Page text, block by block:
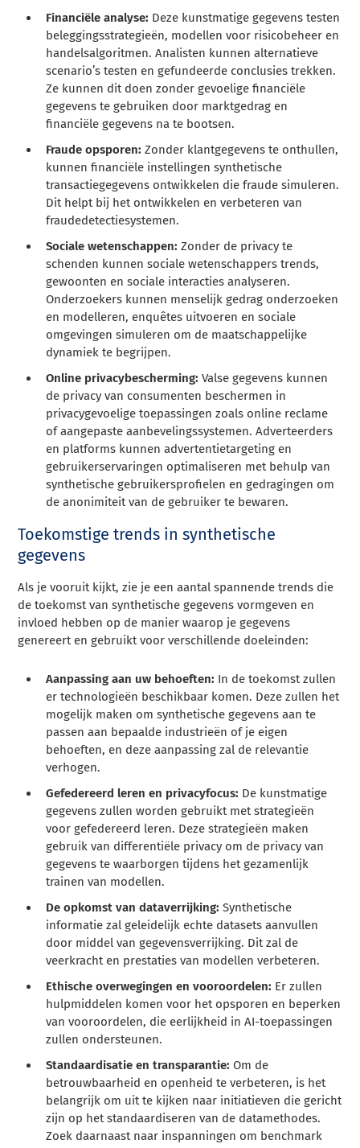
Financiële analyse: Deze kunstmatige gegevens testen
beleggingsstrategieën, modellen voor risicobeheer en
handelsalgoritmen. Analisten kunnen alternatieve
scenario’s testen en gefundeerde conclusies trekken.
Ze kunnen dit doen zonder gevoelige financiële
gegevens te gebruiken door marktgedrag en
financiële gegevens na te bootsen.
Fraude opsporen:Zonder klantgegevens te onthullen,
kunnen financiële instellingen synthetische
transactiegegevens ontwikkelen die fraude simuleren.
Dit helpt bij het ontwikkelen en verbeteren van
fraudedetectiesystemen.
Sociale wetenschappen:Zonder de privacy te
schenden kunnen sociale wetenschappers trends,
gewoonten en sociale interacties analyseren.
Onderzoekers kunnen menselijk gedrag onderzoeken
en modelleren, enquêtes uitvoeren en sociale
omgevingen simuleren om de maatschappelijke
dynamiek te begrijpen.
Online privacybescherming:Valse gegevens kunnen
de privacy van consumenten beschermen in
privacygevoelige toepassingen zoals online reclame
of aangepaste aanbevelingssystemen. Adverteerders
en platforms kunnen advertentietargeting en
gebruikerservaringen optimaliseren met behulp van
synthetische gebruikersprofielen en gedragingen om
de anonimiteit van de gebruiker te bewaren.
Toekomstige trends in synthetische
gegevens
Als je vooruit kijkt, zie je een aantal spannende trends die
de toekomst van synthetische gegevens vormgeven en
invloed hebben op de manier waarop je gegevens
genereert en gebruikt voor verschillende doeleinden:
Aanpassing aan uw behoeften: In de toekomst zullen
er technologieën beschikbaar komen. Deze zullen het
mogelijk maken om synthetische gegevens aan te
passen aan bepaalde industrieën of je eigen
behoeften, en deze aanpassing zal de relevantie
verhogen.
Gefedereerd leren en privacyfocus: De kunstmatige
gegevens zullen worden gebruikt met strategieën
voor gefedereerd leren. Deze strategieën maken
gebruik van differentiële privacy om de privacy van
gegevens te waarborgen tijdens het gezamenlijk
trainen van modellen.
De opkomst van dataverrijking:Synthetische
informatie zal geleidelijk echte datasets aanvullen
door middel van gegevensverrijking. Dit zal de
veerkracht en prestaties van modellen verbeteren.
Ethische overwegingen en vooroordelen: Er zullen
hulpmiddelen komen voor het opsporen en beperken
van vooroordelen, die eerlijkheid in AI-toepassingen
zullen ondersteunen.
Standaardisatie en transparantie:Om de
betrouwbaarheid en openheid te verbeteren, is het
belangrijk om uit te kijken naar initiatieven die gericht
zijn op het standaardiseren van de datamethodes.
Zoek daarnaast naar inspanningen om benchmark